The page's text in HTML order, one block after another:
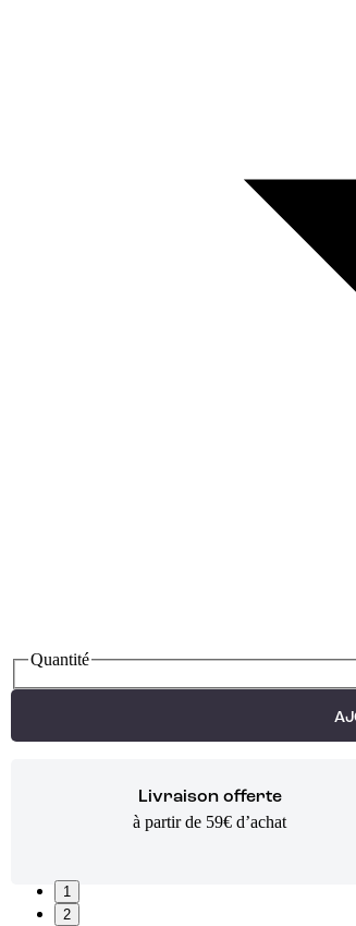
Quantité
Livraison offerte
à partir de 59€ d’achat
1
2